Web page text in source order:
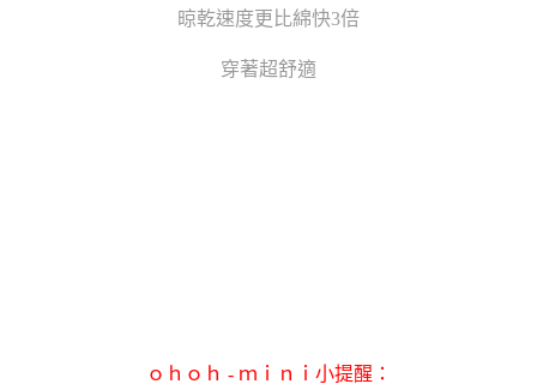
晾乾速度更比綿快3倍
穿著超舒適
ｏｈｏｈ - ｍｉｎｉ小提醒：